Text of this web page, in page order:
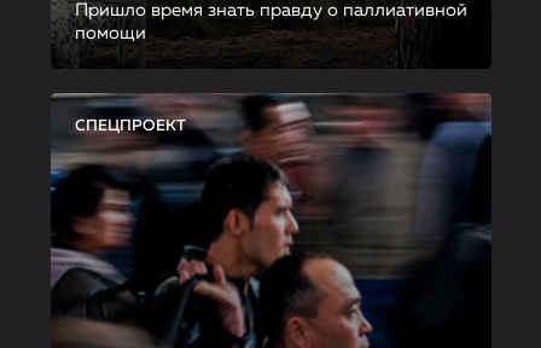
Пришло время знать правду о паллиативной
помощи
СПЕЦПРОЕКТ